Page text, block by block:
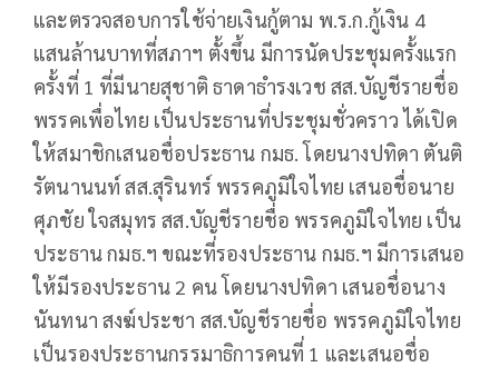
และตรวจสอบการใช้จ่ายเงินกู้ตาม พ.ร.ก.กู้เงิน 4
แสนล้านบาทที่สภาฯ ตั้งขึ้น มีการนัดประชุมครั้งแรก
ครั้งที่ 1 ที่มีนายสุชาติ ธาดาธำรงเวช สส.บัญชีรายชื่อ
พรรคเพื่อไทย เป็นประธานที่ประชุมชั่วคราว ได้เปิด
ให้สมาชิกเสนอชื่อประธาน กมธ. โดยนางปทิดา ตันติ
รัตนานนท์ สส.สุรินทร์ พรรคภูมิใจไทย เสนอชื่อนาย
ศุภชัย ใจสมุทร สส.บัญชีรายชื่อ พรรคภูมิใจไทย เป็น
ประธาน กมธ.ฯ ขณะที่รองประธาน กมธ.ฯ มีการเสนอ
ให้มีรองประธาน 2 คน โดยนางปทิดา เสนอชื่อนาง
นันทนา สงฆ์ประชา สส.บัญชีรายชื่อ พรรคภูมิใจไทย
เป็นรองประธานกรรมาธิการคนที่ 1 และเสนอชื่อ